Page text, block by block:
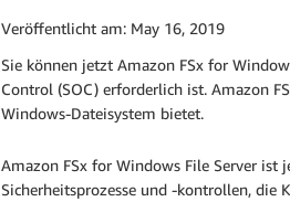
Veröffentlicht am: May 16, 2019
Sie können jetzt Amazon FSx for
Control (SOC) erforderlich ist. Amazon
Windows-Dateisystem bietet.
Amazon FSx for Windows File Server
Sicherheitsprozesse und -kontrollen, die